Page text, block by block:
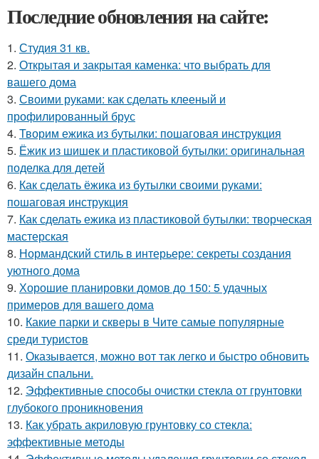
Последние обновления на сайте:
1. Студия 31 кв.
2. Открытая и закрытая каменка: что выбрать для
вашего дома
3. Своими руками: как сделать клееный и
профилированный брус
4. Творим ежика из бутылки: пошаговая инструкция
5. Ёжик из шишек и пластиковой бутылки: оригинальная
поделка для детей
6. Как сделать ёжика из бутылки своими руками:
пошаговая инструкция
7. Как сделать ежика из пластиковой бутылки: творческая
мастерская
8. Нормандский стиль в интерьере: секреты создания
уютного дома
9. Хорошие планировки домов до 150: 5 удачных
примеров для вашего дома
10. Какие парки и скверы в Чите самые популярные
среди туристов
11. Оказывается, можно вот так легко и быстро обновить
дизайн спальни.
12. Эффективные способы очистки стекла от грунтовки
глубокого проникновения
13. Как убрать акриловую грунтовку со стекла:
эффективные методы